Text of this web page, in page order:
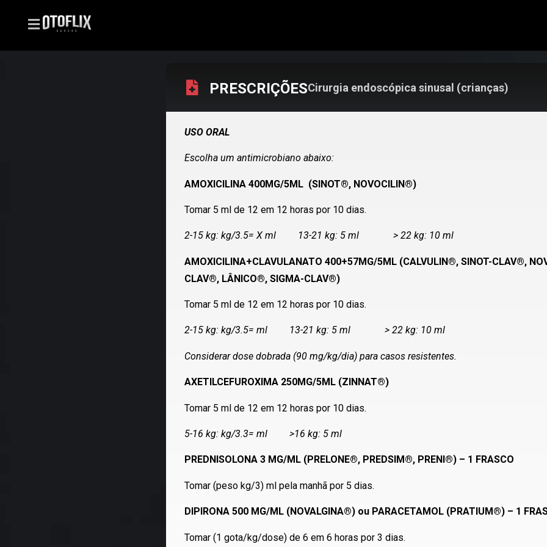
PRESCRIÇÕESCirurgia endoscópica sinusal (crianças)
USO ORAL
Escolha um antimicrobiano abaixo:
AMOXICILINA 400MG/5ML (SINOT®, NOVOCILIN®)
Tomar 5 ml de 12 em 12 horas por 10 dias.
2-15 kg: kg/3.5= X ml 13-21 kg: 5 ml > 22 kg: 10 ml
AMOXICILINA+CLAVULANATO 400+57MG/5ML (CALVULIN®, SINOT-CLAV®,
CLAV®, LÂNICO®, SIGMA-CLAV®)
Tomar 5 ml de 12 em 12 horas por 10 dias.
2-15 kg: kg/3.5= ml 13-21 kg: 5 ml > 22 kg: 10 ml
Considerar dose dobrada (90 mg/kg/dia) para casos resistentes.
AXETILCEFUROXIMA 250MG/5ML (ZINNAT®)
Tomar 5 ml de 12 em 12 horas por 10 dias.
5-16 kg: kg/3.3= ml >16 kg: 5 ml
PREDNISOLONA 3 MG/ML (PRELONE®, PREDSIM®, PRENI®) – 1 FRASCO
Tomar (peso kg/3) ml pela manhã por 5 dias.
DIPIRONA 500 MG/ML (NOVALGINA®) ou PARACETAMOL (PRATIUM®) – 1
Tomar (1 gota/kg/dose) de 6 em 6 horas por 3 dias.